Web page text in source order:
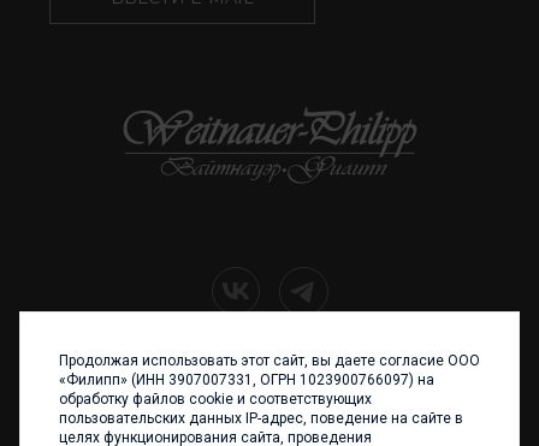
+7 (4012) 960 898
236017 Калининград,
ул. Каштановая аллея, 47
Телефон: +7 4012 960 898,
Продолжая использовать этот сайт, вы даете согласие ООО
«Филипп» (ИНН 3907007331, ОГРН 1023900766097) на
обработку файлов cookie и соответствующих
пользовательских данных IP-адрес, поведение на сайте в
целях функционирования сайта, проведения